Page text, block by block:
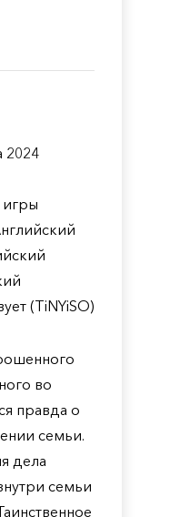
2024
(TiNYiSO)
во
правда о
семьи.
дела
семьи